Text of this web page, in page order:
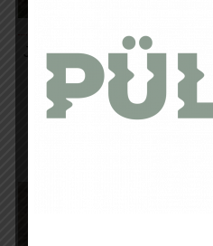
Je me sens libre et légère.
sont une évidence : amorti
REVliteallie confort et
moinstout en garantissant
Aucune sensation de